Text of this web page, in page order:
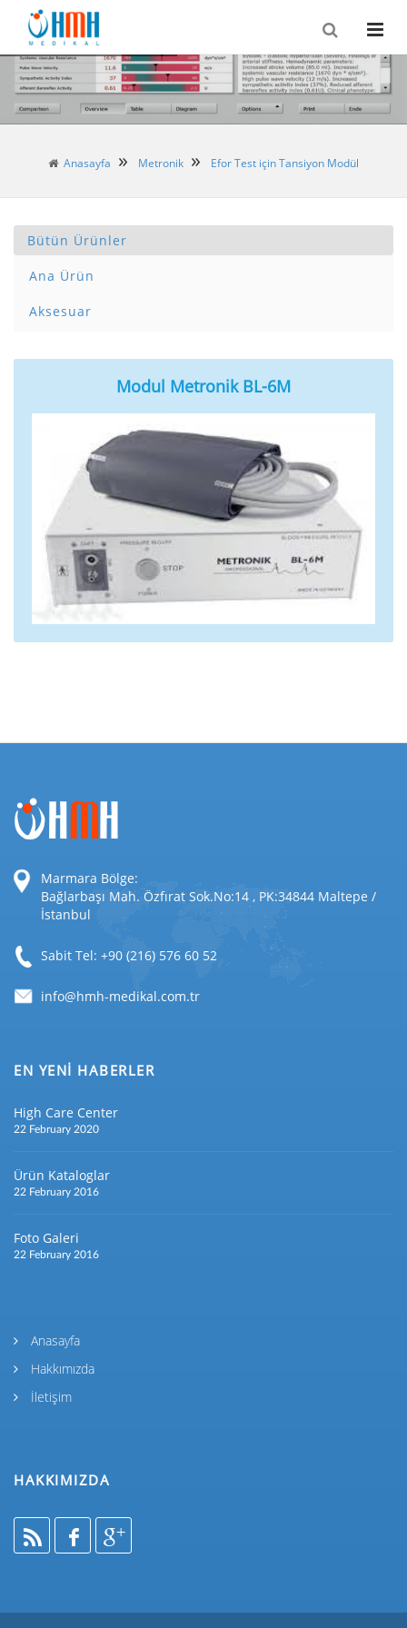
Anasayfa Metronik Efor Test için Tansiyon Modül
Bütün Ürünler
Ana Ürün
Aksesuar
Modul Metronik BL-6M
Marmara Bölge:
Bağlarbaşı Mah. Özfırat Sok.No:14 , PK:34844 Maltepe /
İstanbul
Sabit Tel: +90 (216) 576 60 52
EN YENİ HABERLER
High Care Center
22 February 2020
Ürün Kataloglar
22 February 2016
Foto Galeri
22 February 2016
Anasayfa
Hakkımızda
İletişim
HAKKIMIZDA